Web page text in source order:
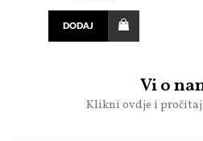
DODAJ
Vi o
Klikni ovdje i pročitaj